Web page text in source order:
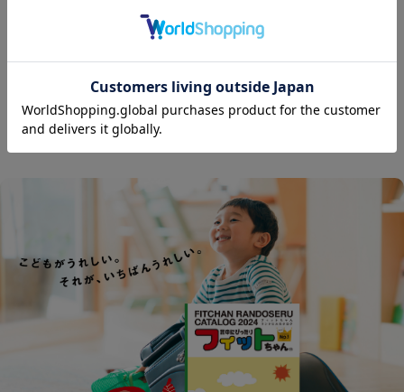
ユーザーレビュー
この商品に寄せられたカスタマーレビューはまだありません。
レビューを評価するにはログインが必要です。